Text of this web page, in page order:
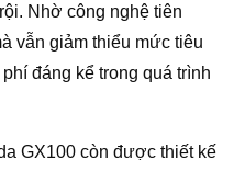
Nhờ công nghệ tiên
vẫn giảm thiểu mức tiêu
đáng kể trong quá trình
GX100 còn được thiết kế